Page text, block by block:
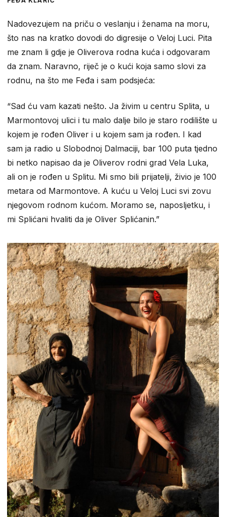
Nadovezujem na priču o veslanju i ženama na moru,
što nas na kratko dovodi do digresije o Veloj Luci. Pita
me znam li gdje je Oliverova rodna kuća i odgovaram
da znam. Naravno, riječ je o kući koja samo slovi za
rodnu, na što me Feđa i sam podsjeća:
“Sad ću vam kazati nešto. Ja živim u centru Splita, u
Marmontovoj ulici i tu malo dalje bilo je staro rodilište u
kojem je rođen Oliver i u kojem sam ja rođen. I kad
sam ja radio u Slobodnoj Dalmaciji, bar 100 puta tjedno
bi netko napisao da je Oliverov rodni grad Vela Luka,
ali on je rođen u Splitu. Mi smo bili prijatelji, živio je 100
metara od Marmontove. A kuću u Veloj Luci svi zovu
njegovom rodnom kućom. Moramo se, naposljetku, i
mi Splićani hvaliti da je Oliver Splićanin.”